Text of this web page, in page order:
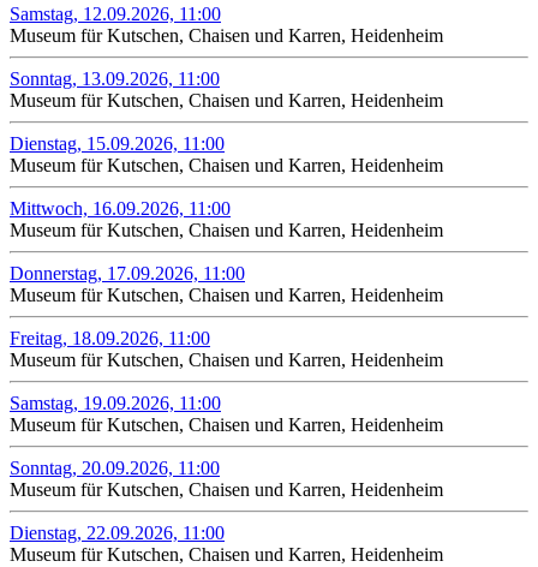
Samstag, 12.09.2026, 11:00
Museum für Kutschen, Chaisen und Karren, Heidenheim
Sonntag, 13.09.2026, 11:00
Museum für Kutschen, Chaisen und Karren, Heidenheim
Dienstag, 15.09.2026, 11:00
Museum für Kutschen, Chaisen und Karren, Heidenheim
Mittwoch, 16.09.2026, 11:00
Museum für Kutschen, Chaisen und Karren, Heidenheim
Donnerstag, 17.09.2026, 11:00
Museum für Kutschen, Chaisen und Karren, Heidenheim
Freitag, 18.09.2026, 11:00
Museum für Kutschen, Chaisen und Karren, Heidenheim
Samstag, 19.09.2026, 11:00
Museum für Kutschen, Chaisen und Karren, Heidenheim
Sonntag, 20.09.2026, 11:00
Museum für Kutschen, Chaisen und Karren, Heidenheim
Dienstag, 22.09.2026, 11:00
Museum für Kutschen, Chaisen und Karren, Heidenheim